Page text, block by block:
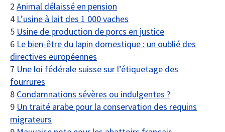
2 Animal délaissé en pension
4 L’usine à lait des 1 000 vaches
5 Usine de production de porcs en justice
6 Le bien-être du lapin domestique : un oublié des
directives européennes
7 Une loi fédérale suisse sur l’étiquetage des
fourrures
8 Condamnations sévères ou indulgentes ?
9 Un traité arabe pour la conservation des requins
migrateurs